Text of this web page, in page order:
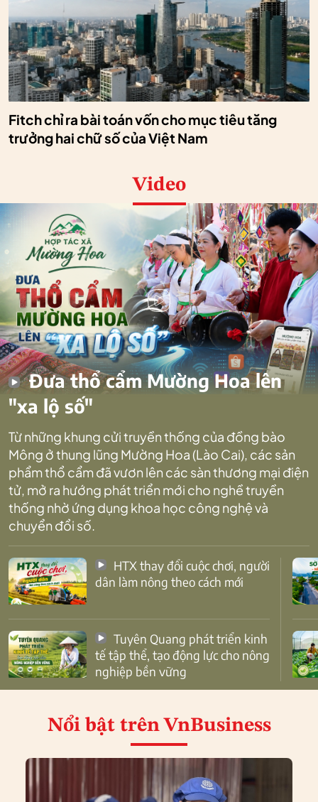
Fitch chỉ ra bài toán vốn cho mục tiêu tăng
trưởng hai chữ số của Việt Nam
Video
Đưa thổ cẩm Mường Hoa lên
"xa lộ số"
Từ những khung cửi truyền thống của đồng bào
Mông ở thung lũng Mường Hoa (Lào Cai), các sản
phẩm thổ cẩm đã vươn lên các sàn thương mại điện
tử, mở ra hướng phát triển mới cho nghề truyền
thống nhờ ứng dụng khoa học công nghệ và
chuyển đổi số.
dân làm nông theo cách mới
tế tập thể, tạo động lực cho nông
nghiệp bền vững
Nổi bật trên VnBusiness